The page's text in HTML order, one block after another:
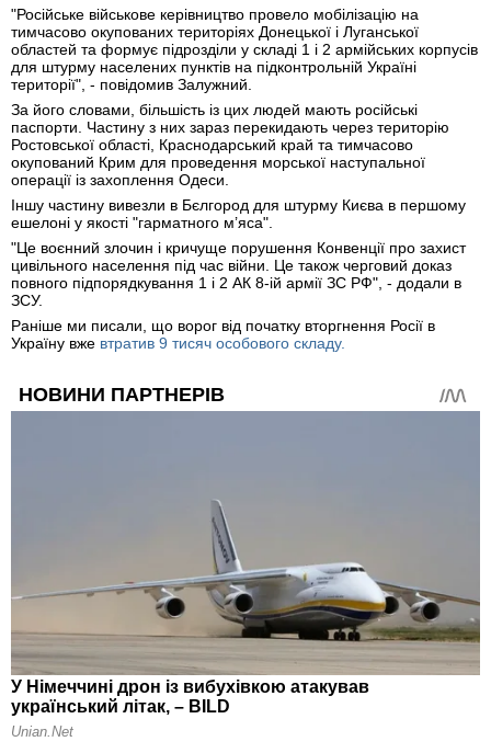
"Російське військове керівництво провело мобілізацію на
тимчасово окупованих територіях Донецької і Луганської
областей та формує підрозділи у складі 1 і 2 армійських корпусів
для штурму населених пунктів на підконтрольній Україні
території", - повідомив Залужний.
За його словами, більшість із цих людей мають російські
паспорти. Частину з них зараз перекидають через територію
Ростовської області, Краснодарський край та тимчасово
окупований Крим для проведення морської наступальної
операції із захоплення Одеси.
Іншу частину вивезли в Бєлгород для штурму Києва в першому
ешелоні у якості "гарматного м’яса".
"Це воєнний злочин і кричуще порушення Конвенції про захист
цивільного населення під час війни. Це також черговий доказ
повного підпорядкування 1 і 2 АК 8-ій армії ЗС РФ", - додали в
ЗСУ.
Раніше ми писали, що ворог від початку вторгнення Росії в
Україну вже втратив 9 тисяч особового складу.